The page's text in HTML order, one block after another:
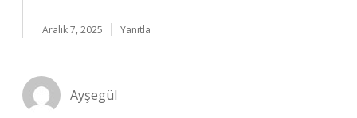
Aralık 7, 2025 Yanıtla
Ayşegül